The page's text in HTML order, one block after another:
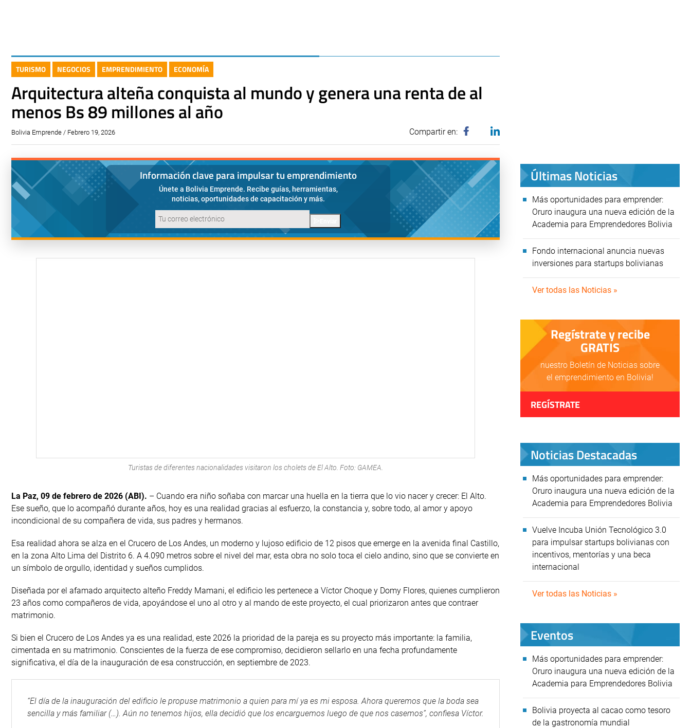
TURISMO NEGOCIOS EMPRENDIMIENTO ECONOMÍA
Arquitectura alteña conquista al mundo y genera una renta de al
menos Bs 89 millones al año
Bolivia Emprende / Febrero 19, 2026 Compartir en:
Información clave para impulsar tu emprendimiento
Únete a Bolivia Emprende. Recibe guías, herramientas,
noticias, oportunidades de capacitación y más.
Turistas de diferentes nacionalidades visitaron los cholets de El Alto. Foto: GAMEA.
La Paz, 09 de febrero de 2026 (ABI). – Cuando era niño soñaba con marcar una huella en la tierra que lo vio nacer y crecer: El Alto.
Ese sueño, que lo acompañó durante años, hoy es una realidad gracias al esfuerzo, la constancia y, sobre todo, al amor y apoyo
incondicional de su compañera de vida, sus padres y hermanos.
Esa realidad ahora se alza en el Crucero de Los Andes, un moderno y lujoso edificio de 12 pisos que emerge en la avenida final Castillo,
en la zona Alto Lima del Distrito 6. A 4.090 metros sobre el nivel del mar, esta obra no solo toca el cielo andino, sino que se convierte en
un símbolo de orgullo, identidad y sueños cumplidos.
Diseñada por el afamado arquitecto alteño Freddy Mamani, el edificio les pertenece a Víctor Choque y Domy Flores, quienes cumplieron
23 años como compañeros de vida, apoyándose el uno al otro y al mando de este proyecto, el cual priorizaron antes que contraer
matrimonio.
Si bien el Crucero de Los Andes ya es una realidad, este 2026 la prioridad de la pareja es su proyecto más importante: la familia,
cimentada en su matrimonio. Conscientes de la fuerza de ese compromiso, decidieron sellarlo en una fecha profundamente
significativa, el día de la inauguración de esa construcción, en septiembre de 2023.
“El día de la inauguración del edificio le propuse matrimonio a quien para mí ya es mi esposa. Ahora queremos que la boda sea
sencilla y más familiar (…). Aún no tenemos hijos, ella decidió que los encarguemos luego de que nos casemos”, confiesa Víctor.
Últimas Noticias
Más oportunidades para emprender:
Oruro inaugura una nueva edición de la
Academia para Emprendedores Bolivia
Fondo internacional anuncia nuevas
inversiones para startups bolivianas
Ver todas las Noticias »
Regístrate y recibe
GRATIS
nuestro Boletín de Noticias sobre
el emprendimiento en Bolivia!
REGÍSTRATE
Noticias Destacadas
Más oportunidades para emprender:
Oruro inaugura una nueva edición de la
Academia para Emprendedores Bolivia
Vuelve Incuba Unión Tecnológico 3.0
para impulsar startups bolivianas con
incentivos, mentorías y una beca
internacional
Ver todas las Noticias »
Eventos
Más oportunidades para emprender:
Oruro inaugura una nueva edición de la
Academia para Emprendedores Bolivia
Bolivia proyecta al cacao como tesoro
de la gastronomía mundial